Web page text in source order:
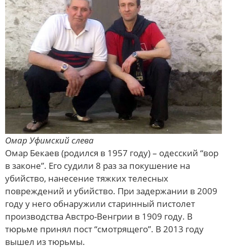
Омар Уфимский слева
Омар Бекаев (родился в 1957 году) – одесский “вор
в законе”. Его судили 8 раз за покушение на
убийство, нанесение тяжких телесных
повреждений и убийство. При задержании в 2009
году у него обнаружили старинный пистолет
производства Австро-Венгрии в 1909 году. В
тюрьме принял пост “смотрящего”. В 2013 году
вышел из тюрьмы.